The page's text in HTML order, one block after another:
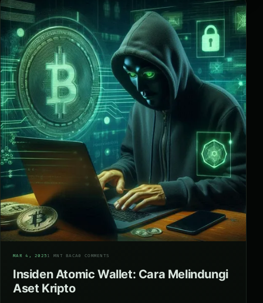
MAR 4, 2025 1 MNT BACA0 COMMENTS
Insiden Atomic Wallet: Cara Melindungi
Aset Kripto